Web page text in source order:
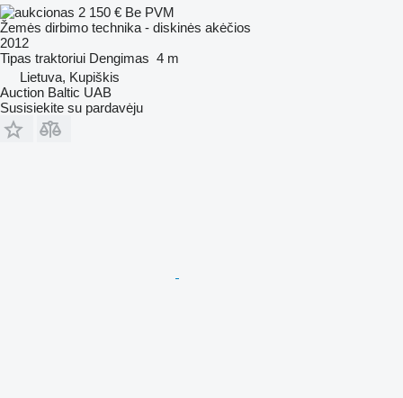
2 150 € Be PVM
Žemės dirbimo technika - diskinės akėčios
2012
Tipas traktoriui Dengimas 4 m
Lietuva, Kupiškis
Auction Baltic UAB
Susisiekite su pardavėju